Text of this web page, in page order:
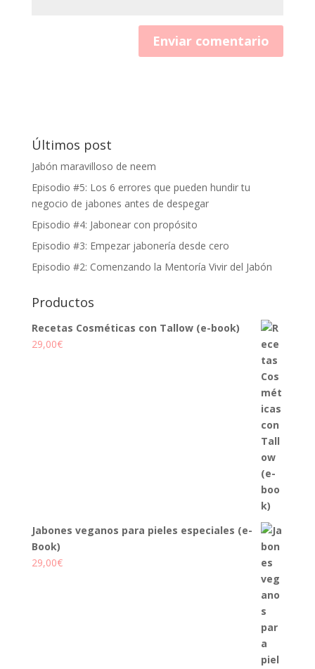
Últimos post
Jabón maravilloso de neem
Episodio #5: Los 6 errores que pueden hundir tu
negocio de jabones antes de despegar
Episodio #4: Jabonear con propósito
Episodio #3: Empezar jabonería desde cero
Episodio #2: Comenzando la Mentoría Vivir del Jabón
Productos
Recetas Cosméticas con Tallow (e-book)
29,00€
Jabones veganos para pieles especiales (e-
Book)
29,00€